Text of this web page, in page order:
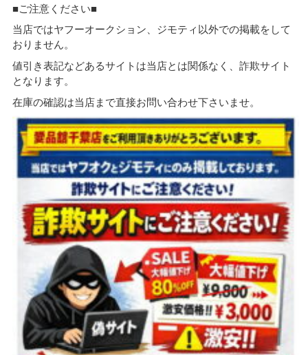
■ご注意ください■
当店ではヤフーオークション、ジモティ以外での掲載をして
おりません。
値引き表記などあるサイトは当店とは関係なく、詐欺サイト
となります。
在庫の確認は当店まで直接お問い合わせ下さいませ。